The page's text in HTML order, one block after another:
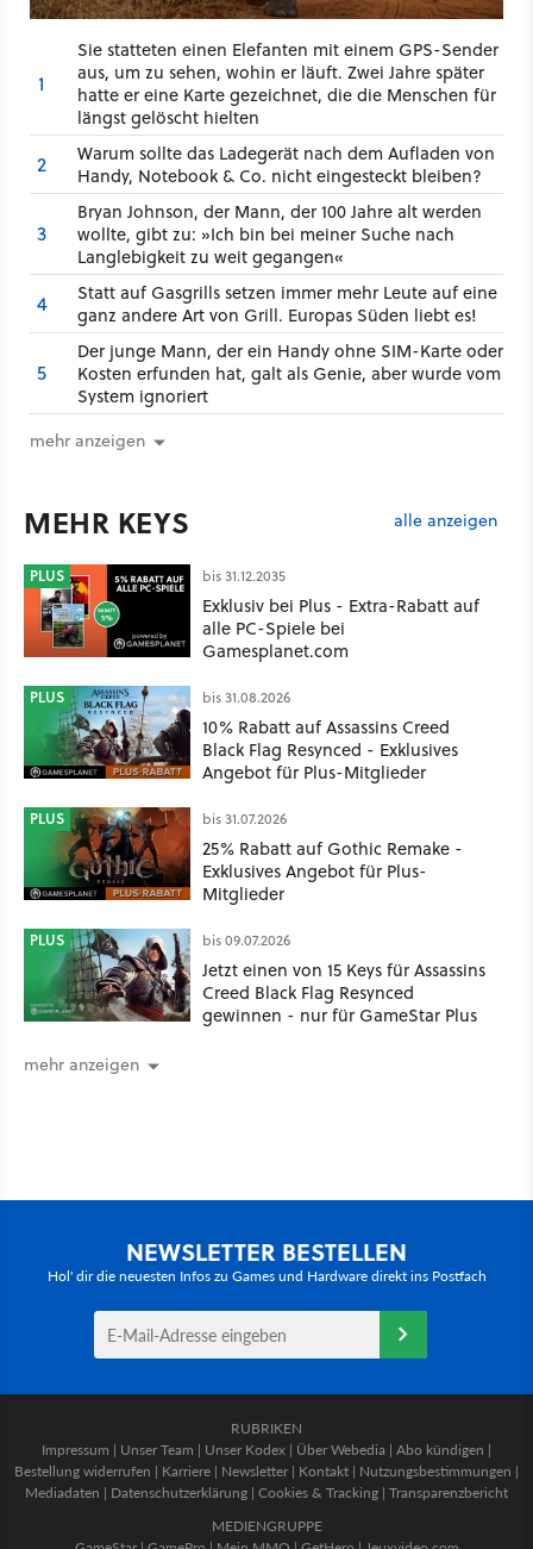
1
Sie statteten einen Elefanten mit einem GPS-Sender
aus, um zu sehen, wohin er läuft. Zwei Jahre später
hatte er eine Karte gezeichnet, die die Menschen für
längst gelöscht hielten
2
Warum sollte das Ladegerät nach dem Aufladen von
Handy, Notebook & Co. nicht eingesteckt bleiben?
3
Bryan Johnson, der Mann, der 100 Jahre alt werden
wollte, gibt zu: »Ich bin bei meiner Suche nach
Langlebigkeit zu weit gegangen«
4
Statt auf Gasgrills setzen immer mehr Leute auf eine
ganz andere Art von Grill. Europas Süden liebt es!
5
Der junge Mann, der ein Handy ohne SIM-Karte oder
Kosten erfunden hat, galt als Genie, aber wurde vom
System ignoriert
mehr anzeigen
MEHR KEYS alle anzeigen
PLUS bis 31.12.2035
Exklusiv bei Plus - Extra-Rabatt auf
alle PC-Spiele bei
Gamesplanet.com
PLUS bis 31.08.2026
10% Rabatt auf Assassins Creed
Black Flag Resynced - Exklusives
Angebot für Plus-Mitglieder
PLUS bis 31.07.2026
25% Rabatt auf Gothic Remake -
Exklusives Angebot für Plus-
Mitglieder
PLUS bis 09.07.2026
Jetzt einen von 15 Keys für Assassins
Creed Black Flag Resynced
gewinnen - nur für GameStar Plus
mehr anzeigen
NEWSLETTER BESTELLEN
Hol' dir die neuesten Infos zu Games und Hardware direkt ins Postfach
RUBRIKEN
Impressum | Unser Team | Unser Kodex | Über Webedia | Abo kündigen |
Bestellung widerrufen | Karriere | Newsletter | Kontakt | Nutzungsbestimmungen |
Mediadaten | Datenschutzerklärung | Cookies & Tracking | Transparenzbericht
MEDIENGRUPPE